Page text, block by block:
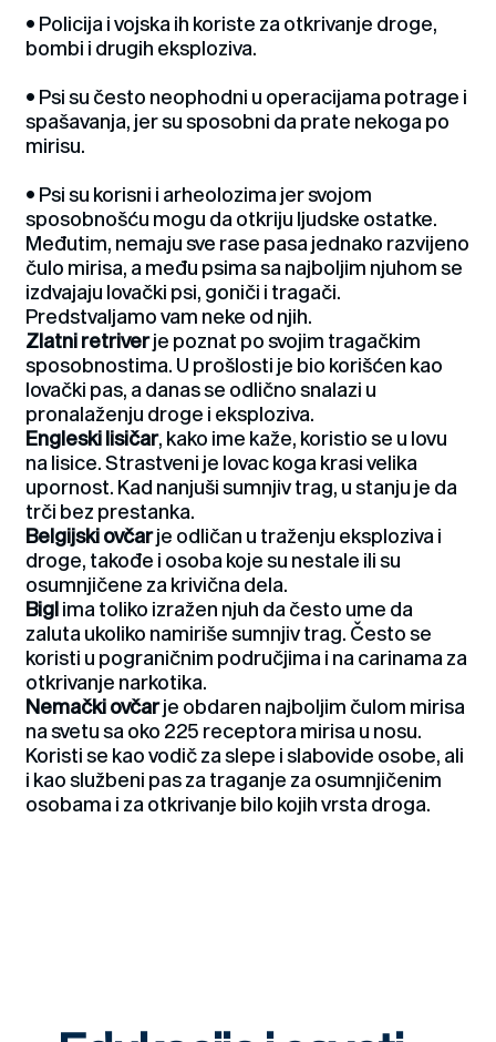
• Policija i vojska ih koriste za otkrivanje droge,
bombi i drugih eksploziva.
• Psi su često neophodni u operacijama potrage i
spašavanja, jer su sposobni da prate nekoga po
mirisu.
• Psi su korisni i arheolozima jer svojom
sposobnošću mogu da otkriju ljudske ostatke.
Međutim, nemaju sve rase pasa jednako razvijeno
čulo mirisa, a među psima sa najboljim njuhom se
izdvajaju lovački psi, goniči i tragači.
Predstvaljamo vam neke od njih.
Zlatni retriverje poznat po svojim tragačkim
sposobnostima. U prošlosti je bio korišćen kao
lovački pas, a danas se odlično snalazi u
pronalaženju droge i eksploziva.
Engleski lisičar, kako ime kaže, koristio se u lovu
na lisice. Strastveni je lovac koga krasi velika
upornost. Kad nanjuši sumnjiv trag, u stanju je da
trči bez prestanka.
Belgijski ovčarje odličan u traženju eksploziva i
droge, takođe i osoba koje su nestale ili su
osumnjičene za krivična dela.
Biglima toliko izražen njuh da često ume da
zaluta ukoliko namiriše sumnjiv trag. Često se
koristi u pograničnim područjima i na carinama za
otkrivanje narkotika.
Nemački ovčarje obdaren najboljim čulom mirisa
na svetu sa oko 225 receptora mirisa u nosu.
Koristi se kao vodič za slepe i slabovide osobe, ali
i kao službeni pas za traganje za osumnjičenim
osobama i za otkrivanje bilo kojih vrsta droga.